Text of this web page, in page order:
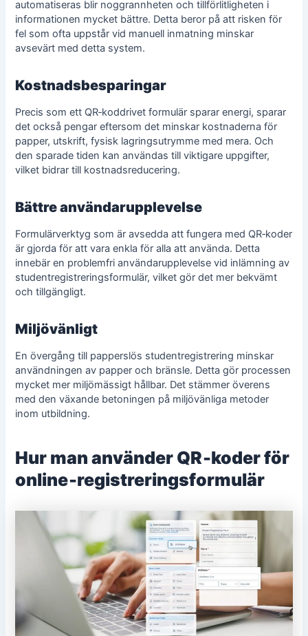
automatiseras blir noggrannheten och tillförlitligheten i
informationen mycket bättre. Detta beror på att risken för
fel som ofta uppstår vid manuell inmatning minskar
avsevärt med detta system.
Kostnadsbesparingar
Precis som ett QR‑koddrivet formulär sparar energi, sparar
det också pengar eftersom det minskar kostnaderna för
papper, utskrift, fysisk lagringsutrymme med mera. Och
den sparade tiden kan användas till viktigare uppgifter,
vilket bidrar till kostnadsreducering.
Bättre användarupplevelse
Formulärverktyg som är avsedda att fungera med QR‑koder
är gjorda för att vara enkla för alla att använda. Detta
innebär en problemfri användarupplevelse vid inlämning av
studentregistreringsformulär, vilket gör det mer bekvämt
och tillgängligt.
Miljövänligt
En övergång till papperslös studentregistrering minskar
användningen av papper och bränsle. Detta gör processen
mycket mer miljömässigt hållbar. Det stämmer överens
med den växande betoningen på miljövänliga metoder
inom utbildning.
Hur man använder QR‑koder för
online‑registreringsformulär